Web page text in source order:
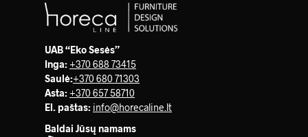
UAB “Eko Sesės”
Inga: +370 688 73415
Saulė:+370 680 71303
Asta: +370 657 58710
El. paštas: info@horecaline.lt
Baldai Jūsų namams